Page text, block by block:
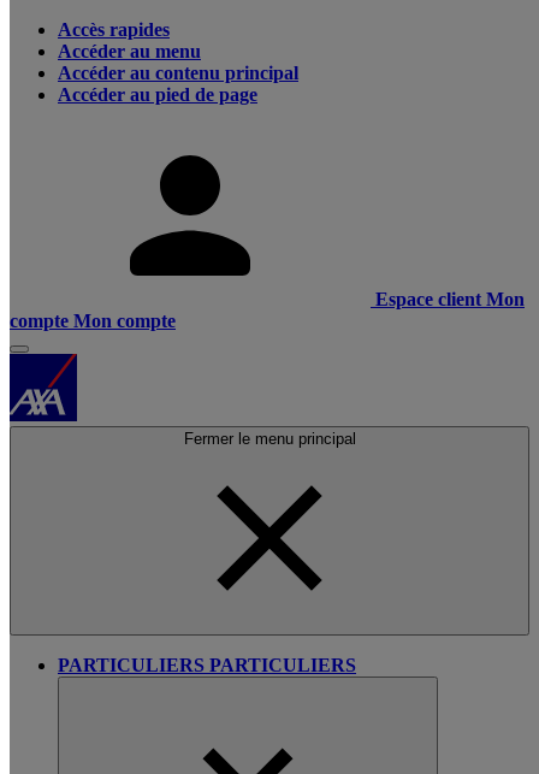
Accès rapides
Accéder au menu
Accéder au contenu principal
Accéder au pied de page
Espace client Mon
compte Mon compte
Fermer le menu principal
PARTICULIERS PARTICULIERS